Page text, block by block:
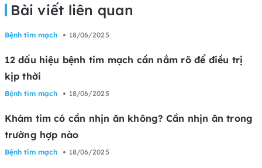
Bài viết liên quan
Bệnh tim mạch 18/06/2025
12 dấu hiệu bệnh tim mạch cần nắm rõ để điều trị
kịp thời
Bệnh tim mạch 18/06/2025
Khám tim có cần nhịn ăn không? Cần nhịn ăn trong
trường hợp nào
Bệnh tim mạch 18/06/2025